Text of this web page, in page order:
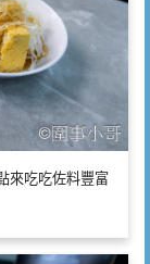
來吃吃佐料豐富